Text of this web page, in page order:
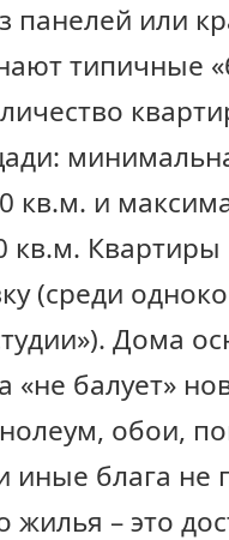
панелей или
типичные
кв.м. и
кв.м.
(среди
Дома
«не балует»
обои,
иные блага не
жилья – это